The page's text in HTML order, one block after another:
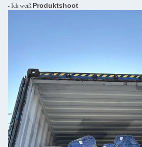
- Ich weiß.Produktshoot